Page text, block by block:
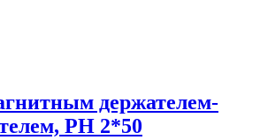
держателем-
PH 2*50